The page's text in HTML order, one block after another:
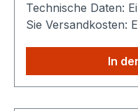
Technische Daten:
Sie Versandkosten:
einmalig die
In